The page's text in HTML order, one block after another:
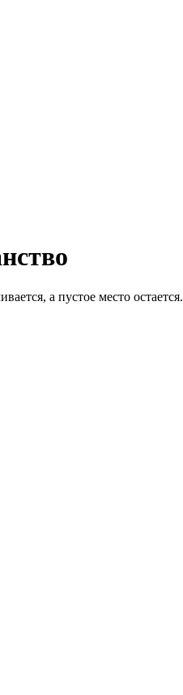
а пустое место остается.